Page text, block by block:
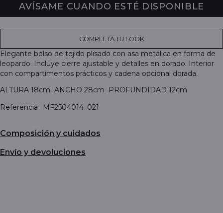
AVÍSAME CUANDO ESTÉ DISPONIBLE
COMPLETA TU LOOK
Elegante bolso de tejido plisado con asa metálica en forma de
leopardo. Incluye cierre ajustable y detalles en dorado. Interior
con compartimentos prácticos y cadena opcional dorada.
ALTURA 18cm ANCHO 28cm PROFUNDIDAD 12cm
Referencia
MF2504014_021
Composición y cuidados
Envío y devoluciones